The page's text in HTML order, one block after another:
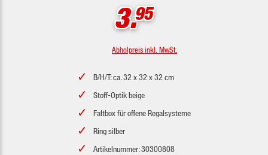
3.95
Abholpreis inkl. MwSt.
B/H/T: ca. 32 x 32 x 32 cm
Stoff-Optik beige
Faltbox für offene Regalsysteme
Ring silber
Artikelnummer: 30300808